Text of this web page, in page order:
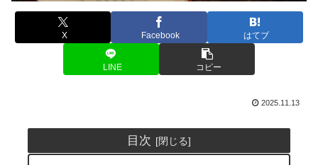
X Facebook はてブ
LINE コピー
2025.11.13
目次